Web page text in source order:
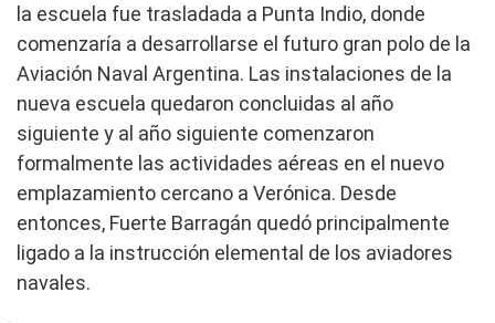
la escuela fue trasladada a Punta Indio, donde
comenzaría a desarrollarse el futuro gran polo de la
Aviación Naval Argentina. Las instalaciones de la
nueva escuela quedaron concluidas al año
siguiente y al año siguiente comenzaron
formalmente las actividades aéreas en el nuevo
emplazamiento cercano a Verónica. Desde
entonces, Fuerte Barragán quedó principalmente
ligado a la instrucción elemental de los aviadores
navales.